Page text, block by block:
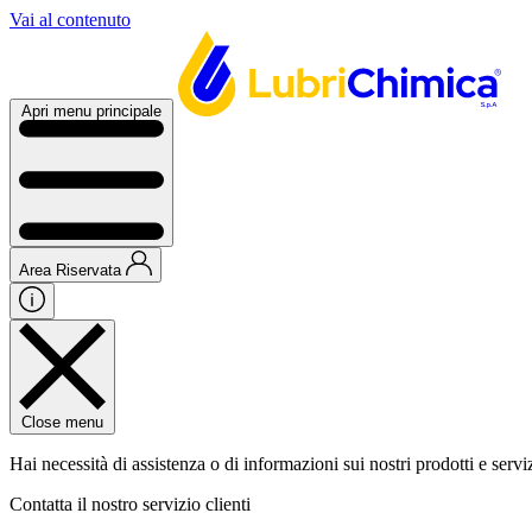
Vai al contenuto
Apri menu principale
Area Riservata
Close menu
Hai necessità di assistenza o di informazioni sui nostri prodotti e
Contatta il nostro servizio clienti